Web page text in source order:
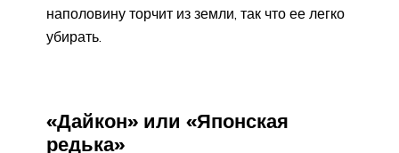
наполовину торчит из земли, так что ее легко
убирать.
«Дайкон» или «Японская
редька»